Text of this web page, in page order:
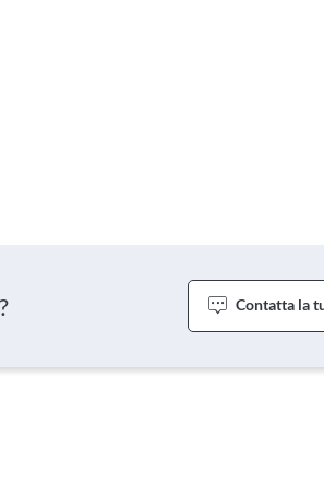
Contatta la